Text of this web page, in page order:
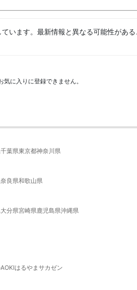
います。最新情報と異なる可能性があ
に入りに登録できません。
千葉県東京都神奈川県
奈良県和歌山県
大分県宮崎県鹿児島県沖縄県
AOKIはるやま サカゼン